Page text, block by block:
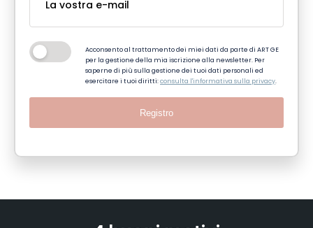
Acconsento al trattamento dei miei dati da parte di ART GE
per la gestione della mia iscrizione alla newsletter. Per
saperne di più sulla gestione dei tuoi dati personali ed
esercitare i tuoi diritti:consulta l'informativa sulla privacy.
Registro